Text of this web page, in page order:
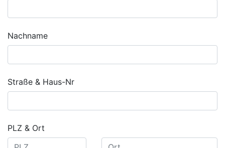
Nachname
Straße & Haus-Nr
PLZ & Ort